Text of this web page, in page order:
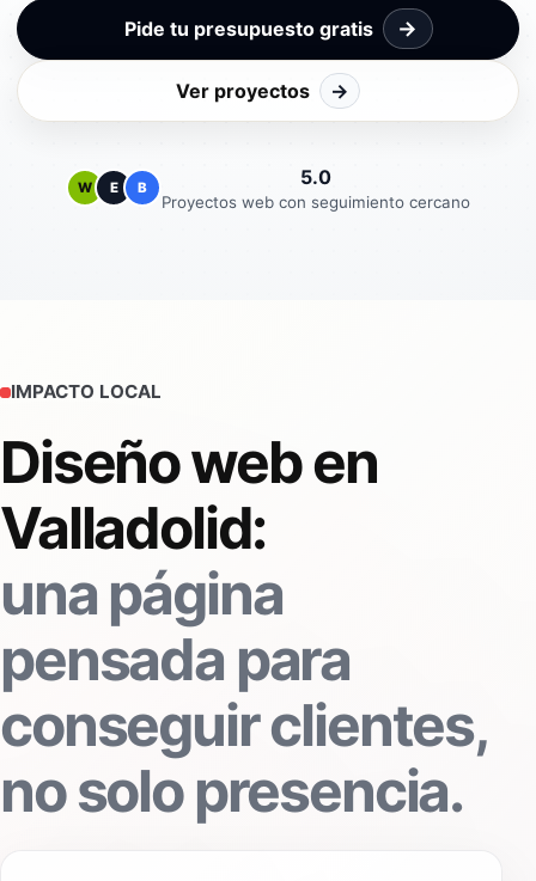
Pide tu presupuesto gratis →
Ver proyectos →
W E B 5.0
Proyectos web con seguimiento cercano
IMPACTO LOCAL
Diseño web en
Valladolid:
una página
pensada para
conseguir clientes,
no solo presencia.